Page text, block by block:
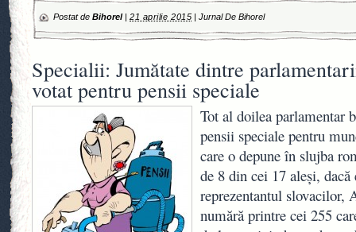
Postat de Bihorel| 21 aprilie 2015 |Jurnal De Bihorel
Specialii: Jumătate dintre
votat pentru pensii speciale
Tot al doilea parlamentar
pensii speciale pentru
care o depune în slujba
de 8 din cei 17 aleşi,
reprezentantul slovacilor,
numără printre cei 255